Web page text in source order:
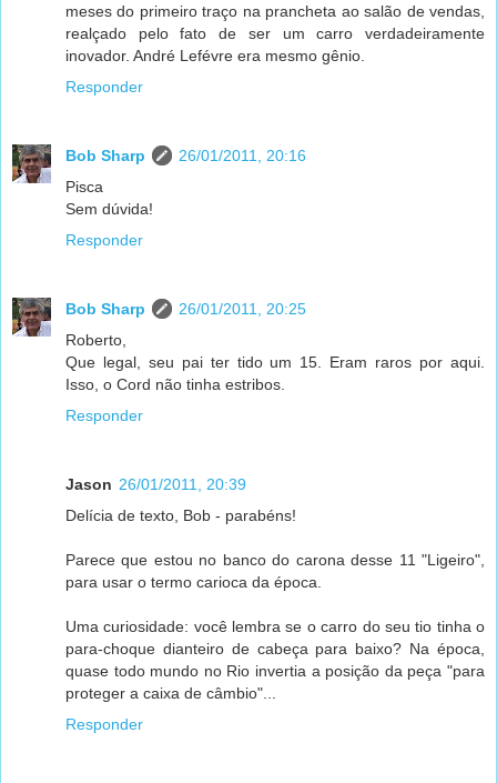
meses do primeiro traço na prancheta ao salão de vendas,
realçado pelo fato de ser um carro verdadeiramente
inovador. André Lefévre era mesmo gênio.
Responder
Bob Sharp
26/01/2011, 20:16
Pisca
Sem dúvida!
Responder
Bob Sharp
26/01/2011, 20:25
Roberto,
Que legal, seu pai ter tido um 15. Eram raros por aqui.
Isso, o Cord não tinha estribos.
Responder
Jason 26/01/2011, 20:39
Delícia de texto, Bob - parabéns!
Parece que estou no banco do carona desse 11 "Ligeiro",
para usar o termo carioca da época.
Uma curiosidade: você lembra se o carro do seu tio tinha o
para-choque dianteiro de cabeça para baixo? Na época,
quase todo mundo no Rio invertia a posição da peça "para
proteger a caixa de câmbio"...
Responder